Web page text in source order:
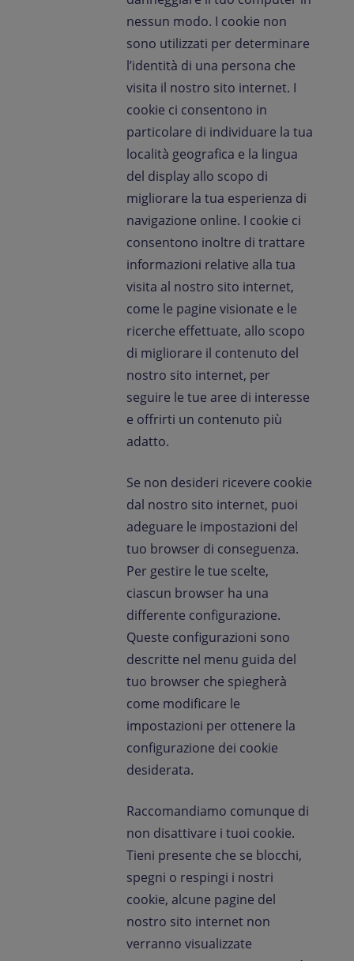
nessun modo. I cookie non
sono utilizzati per determinare
l’identità di una persona che
visita il nostro sito internet. I
cookie ci consentono in
particolare di individuare la tua
località geografica e la lingua
del display allo scopo di
migliorare la tua esperienza di
navigazione online. I cookie ci
consentono inoltre di trattare
informazioni relative alla tua
visita al nostro sito internet,
come le pagine visionate e le
ricerche effettuate, allo scopo
di migliorare il contenuto del
nostro sito internet, per
seguire le tue aree di interesse
e offrirti un contenuto più
adatto.
Se non desideri ricevere cookie
dal nostro sito internet, puoi
adeguare le impostazioni del
tuo browser di conseguenza.
Per gestire le tue scelte,
ciascun browser ha una
differente configurazione.
Queste configurazioni sono
descritte nel menu guida del
tuo browser che spiegherà
come modificare le
impostazioni per ottenere la
configurazione dei cookie
desiderata.
Raccomandiamo comunque di
non disattivare i tuoi cookie.
Tieni presente che se blocchi,
spegni o respingi i nostri
cookie, alcune pagine del
nostro sito internet non
verranno visualizzate